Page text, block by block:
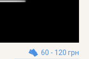
60 - 120 грн